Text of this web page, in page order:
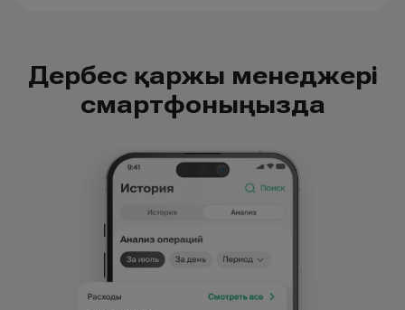
Дербес қаржы менеджері
смартфоныңызда